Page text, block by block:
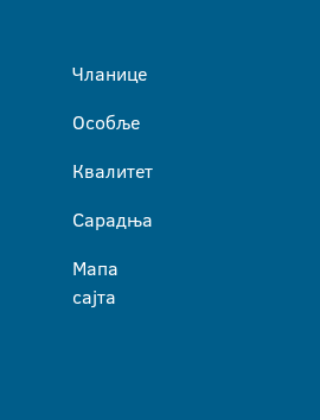
Чланице
Особље
Квалитет
Сарадња
Мапа
сајта